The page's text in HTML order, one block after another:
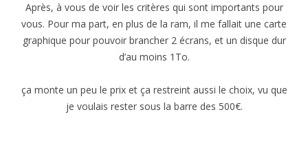
Après, à vous de voir les critères qui sont importants pour
vous. Pour ma part, en plus de la ram, il me fallait une carte
graphique pour pouvoir brancher 2 écrans, et un disque dur
d’au moins 1To.
ça monte un peu le prix et ça restreint aussi le choix, vu que
je voulais rester sous la barre des 500€.